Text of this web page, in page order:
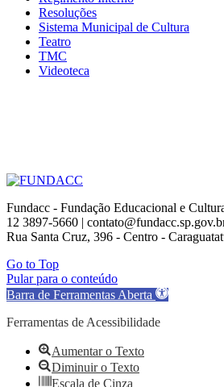
Resoluções
Sistema Municipal de Cultura
Teatro
TMC
Videoteca
Fundacc - Fundação Educacional e
12 3897-5660 |
Rua Santa Cruz, 396 - Centro -
Go to Top
Pular para o conteúdo
Barra de Ferramentas Aberta
Ferramentas de Acessibilidade
Aumentar o Texto
Diminuir o Texto
Escala de Cinza